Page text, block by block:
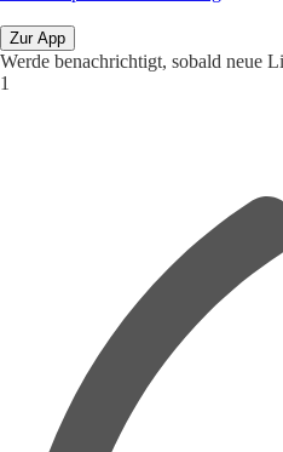
Zur App
Werde benachrichtigt, sobald neue